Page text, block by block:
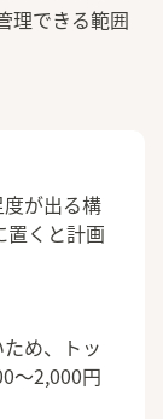
理できる範囲
が出る構
置くと計画
め、トッ
〜2,000円